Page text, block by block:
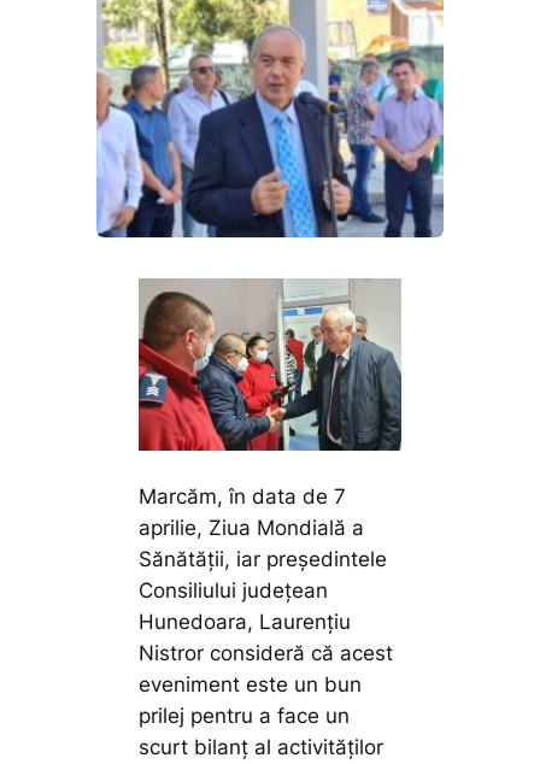
Marcăm, în data de 7
aprilie, Ziua Mondială a
Sănătății, iar președintele
Consiliului județean
Hunedoara, Laurențiu
Nistror consideră că acest
eveniment este un bun
prilej pentru a face un
scurt bilanț al activităților